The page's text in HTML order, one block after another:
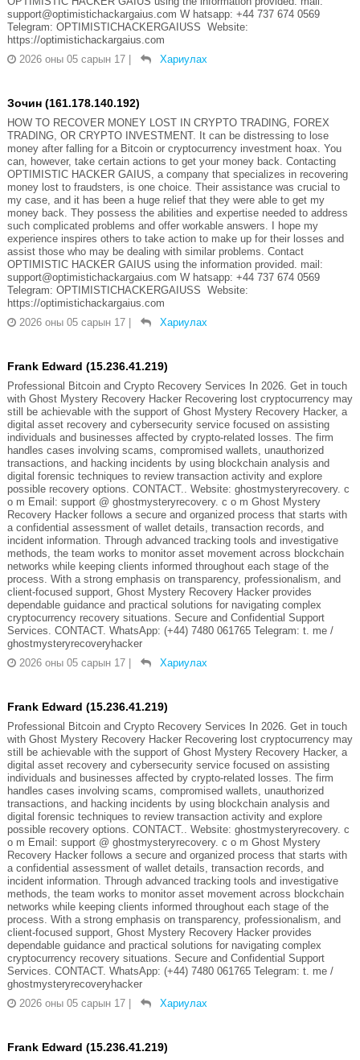
support@optimistichackargaius.com W hatsapp: +44 737 674 0569
Telegram: OPTIMISTICHACKERGAIUSS Website:
https://optimistichackargaius.com
2026 оны 05 сарын 17
Хариулах
Зочин (161.178.140.192)
HOW TO RECOVER MONEY LOST IN CRYPTO TRADING, FOREX
TRADING, OR CRYPTO INVESTMENT. It can be distressing to lose
money after falling for a Bitcoin or cryptocurrency investment hoax. You
can, however, take certain actions to get your money back. Contacting
OPTIMISTIC HACKER GAIUS, a company that specializes in recovering
money lost to fraudsters, is one choice. Their assistance was crucial to
my case, and it has been a huge relief that they were able to get my
money back. They possess the abilities and expertise needed to address
such complicated problems and offer workable answers. I hope my
experience inspires others to take action to make up for their losses and
assist those who may be dealing with similar problems. Contact
OPTIMISTIC HACKER GAIUS using the information provided. mail:
support@optimistichackargaius.com W hatsapp: +44 737 674 0569
Telegram: OPTIMISTICHACKERGAIUSS Website:
https://optimistichackargaius.com
2026 оны 05 сарын 17
Хариулах
Frank Edward (15.236.41.219)
Professional Bitcoin and Crypto Recovery Services In 2026. Get in touch
with Ghost Mystery Recovery Hacker Recovering lost cryptocurrency may
still be achievable with the support of Ghost Mystery Recovery Hacker, a
digital asset recovery and cybersecurity service focused on assisting
individuals and businesses affected by crypto-related losses. The firm
handles cases involving scams, compromised wallets, unauthorized
transactions, and hacking incidents by using blockchain analysis and
digital forensic techniques to review transaction activity and explore
possible recovery options. CONTACT.. Website: ghostmysteryrecovery. c
o m Email: support @ ghostmysteryrecovery. c o m Ghost Mystery
Recovery Hacker follows a secure and organized process that starts with
a confidential assessment of wallet details, transaction records, and
incident information. Through advanced tracking tools and investigative
methods, the team works to monitor asset movement across blockchain
networks while keeping clients informed throughout each stage of the
process. With a strong emphasis on transparency, professionalism, and
client-focused support, Ghost Mystery Recovery Hacker provides
dependable guidance and practical solutions for navigating complex
cryptocurrency recovery situations. Secure and Confidential Support
Services. CONTACT. WhatsApp: (+44) 7480 061765 Telegram: t. me /
ghostmysteryrecoveryhacker
2026 оны 05 сарын 17
Хариулах
Frank Edward (15.236.41.219)
Professional Bitcoin and Crypto Recovery Services In 2026. Get in touch
with Ghost Mystery Recovery Hacker Recovering lost cryptocurrency may
still be achievable with the support of Ghost Mystery Recovery Hacker, a
digital asset recovery and cybersecurity service focused on assisting
individuals and businesses affected by crypto-related losses. The firm
handles cases involving scams, compromised wallets, unauthorized
transactions, and hacking incidents by using blockchain analysis and
digital forensic techniques to review transaction activity and explore
possible recovery options. CONTACT.. Website: ghostmysteryrecovery. c
o m Email: support @ ghostmysteryrecovery. c o m Ghost Mystery
Recovery Hacker follows a secure and organized process that starts with
a confidential assessment of wallet details, transaction records, and
incident information. Through advanced tracking tools and investigative
methods, the team works to monitor asset movement across blockchain
networks while keeping clients informed throughout each stage of the
process. With a strong emphasis on transparency, professionalism, and
client-focused support, Ghost Mystery Recovery Hacker provides
dependable guidance and practical solutions for navigating complex
cryptocurrency recovery situations. Secure and Confidential Support
Services. CONTACT. WhatsApp: (+44) 7480 061765 Telegram: t. me /
ghostmysteryrecoveryhacker
2026 оны 05 сарын 17
Хариулах
Frank Edward (15.236.41.219)